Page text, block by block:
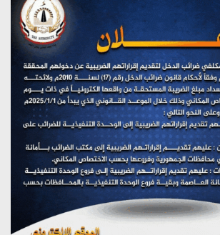
(هندسة الوهم)
الإنسانية حول جرائم تحالف العدوان
السيد القائد)
وعلم)